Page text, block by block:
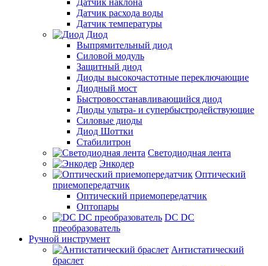
Датчик наклона
Датчик расхода воды
Датчик температуры
Диод
Выпрямительный диод
Силовой модуль
Защитный диод
Диоды высокочастотные переключающие
Диодный мост
Быстровосстанавливающийся диод
Диоды ультра- и супербыстродействующие
Силовые диоды
Диод Шоттки
Стабилитрон
Светодиодная лента
Энкодер
Оптический
приемопередатчик
Оптический приемопередатчик
Оптопары
DC DC
преобразователь
Ручной инструмент
Антистатический
браслет